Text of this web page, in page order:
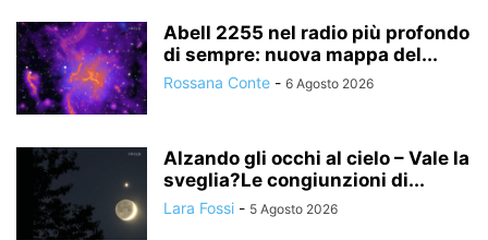
Abell 2255 nel radio più profondo
di sempre: nuova mappa del...
Rossana Conte - 6 Agosto 2026
Alzando gli occhi al cielo – Vale la
sveglia?Le congiunzioni di...
Lara Fossi - 5 Agosto 2026